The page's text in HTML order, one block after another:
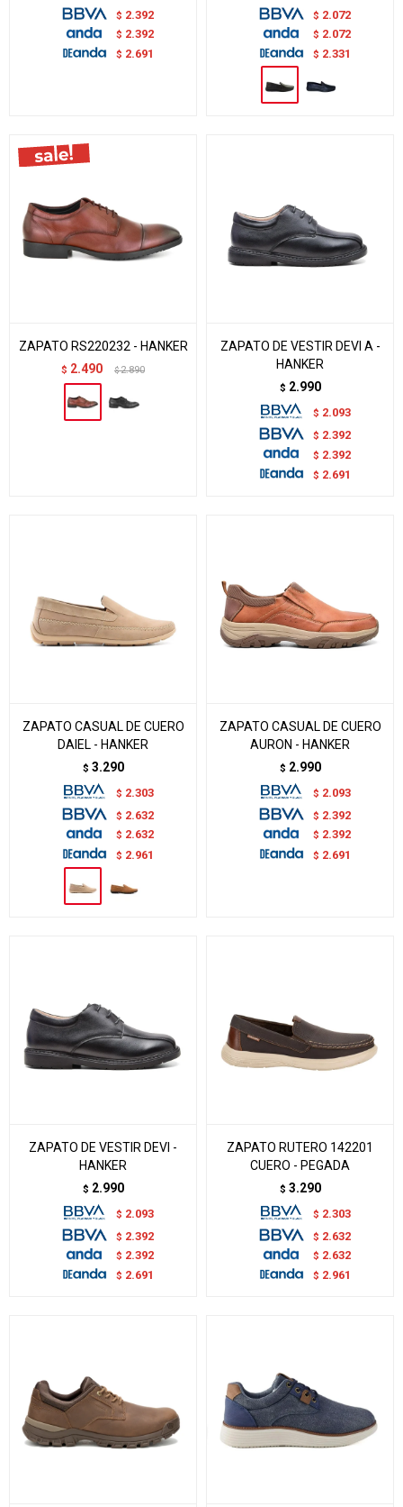
$ 2.392
$ 2.392
$ 2.691
$ 2.072
$ 2.072
$ 2.331
ZAPATO RS220232 - HANKER
$ 2.490 $ 2.890
ZAPATO DE VESTIR DEVI A -
HANKER
$ 2.990
$ 2.093
$ 2.392
$ 2.392
$ 2.691
ZAPATO CASUAL DE CUERO
DAIEL - HANKER
$ 3.290
$ 2.303
$ 2.632
$ 2.632
$ 2.961
ZAPATO CASUAL DE CUERO
AURON - HANKER
$ 2.990
$ 2.093
$ 2.392
$ 2.392
$ 2.691
ZAPATO DE VESTIR DEVI -
HANKER
$ 2.990
$ 2.093
$ 2.392
$ 2.392
$ 2.691
ZAPATO RUTERO 142201
CUERO - PEGADA
$ 3.290
$ 2.303
$ 2.632
$ 2.632
$ 2.961